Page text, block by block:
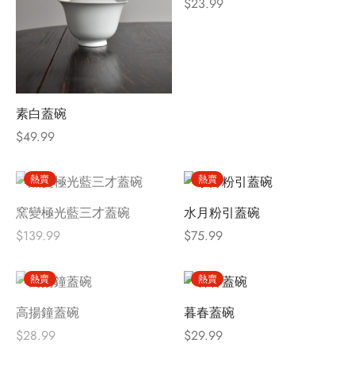
素白蓋碗
$49.99
熱賣
窯變極光藍三才蓋碗
$139.99
熱賣
水月粉引蓋碗
$75.99
熱賣
缺貨中
高揚鐘蓋碗
$28.99
熱賣
暮春蓋碗
$29.99